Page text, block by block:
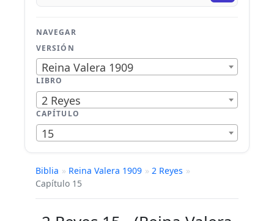
NAVEGAR
VERSIÓN
Reina Valera 1909
LIBRO
2 Reyes
CAPÍTULO
15
Biblia » Reina Valera 1909 » 2 Reyes »
Capítulo 15